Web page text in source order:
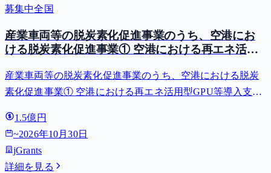
募集中全国
産業車両等の脱炭素化促進事業のうち、空港にお
ける脱炭素化促進事業① 空港における再エネ活用
費等補助金）
産業車両等の脱炭素化促進事業のうち、空港における脱炭
素化促進事業① 空港における再エネ活用型GPU等導入支援
1.5億円
~2026年10月30日
jGrants
詳細を見る